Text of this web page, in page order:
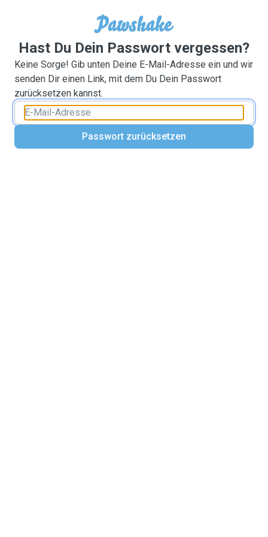
Hast Du Dein Passwort vergessen?
Keine Sorge! Gib unten Deine E-Mail-Adresse ein und wir
senden Dir einen Link, mit dem Du Dein Passwort
zurücksetzen kannst.
Passwort zurücksetzen